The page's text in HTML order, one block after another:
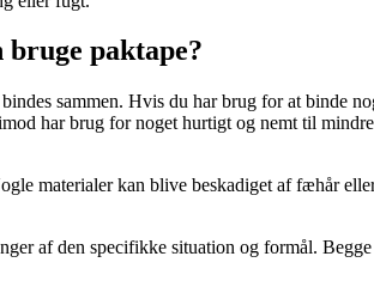
paktape?
sammen. Hvis du har brug for at binde
har brug for noget hurtigt og nemt til
materialer kan blive beskadiget af fæhår
af den specifikke situation og formål.